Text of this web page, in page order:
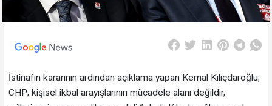
İstinafın kararının ardından açıklama yapan Kemal Kılıçdaroğlu,
CHP; kişisel ikbal arayışlarının mücadele alanı değildir,